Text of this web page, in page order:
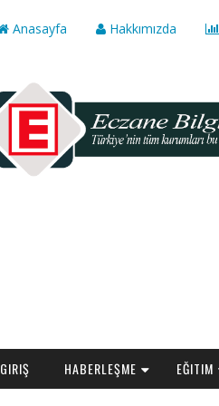
Anasayfa Hakkımızda
GIRIŞ HABERLEŞME EĞITIM